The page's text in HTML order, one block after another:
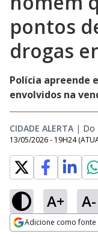
pontos
drogas
Polícia apreende
envolvidos na
CIDADE ALERTA | Do
13/05/2026 - 19H24
A+ A-
Adicione como
Ativar